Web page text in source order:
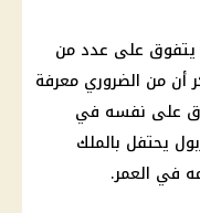
يتفوق على عدد من
أن من الضروري معرفة
على نفسه في
يحتفل بالملك
في العمر.